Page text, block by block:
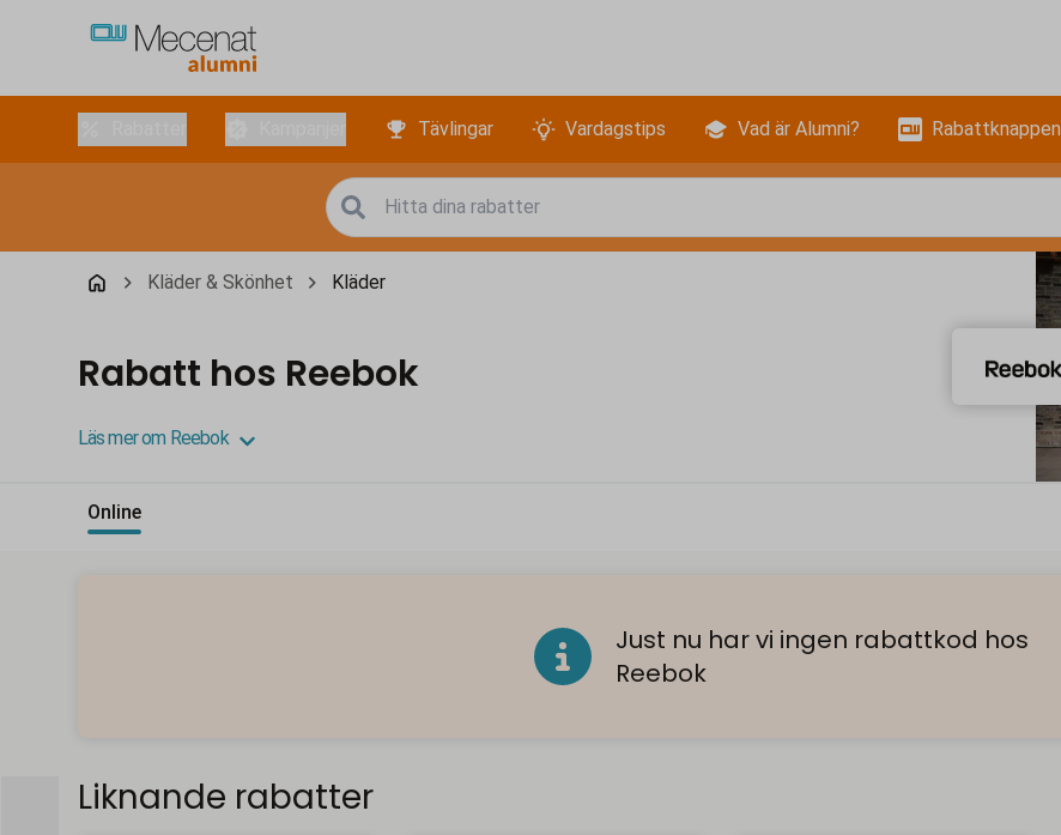
Tävlingar Vardagstips Vad är Alumni? Rabattknappen
Kläder & Skönhet Kläder
Rabatt hos Reebok
Läs mer om Reebok
Online
Just nu har vi ingen rabattkod hos
Reebok
Liknande rabatter